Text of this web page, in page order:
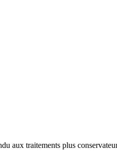
aux traitements plus